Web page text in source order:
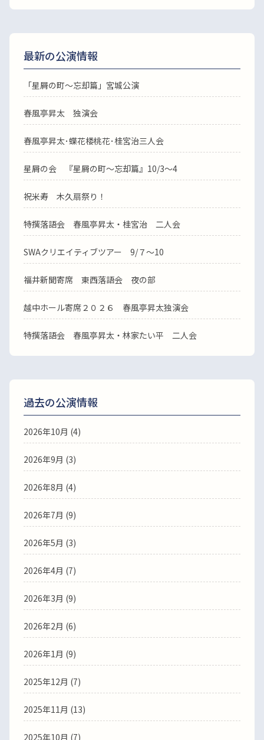
最新の公演情報
「星屑の町～忘却篇」宮城公演
春風亭昇太 独演会
春風亭昇太･蝶花楼桃花･桂宮治三人会
星屑の会 『星屑の町～忘却篇』10/3～4
祝米寿 木久扇祭り！
特撰落語会 春風亭昇太・桂宮治 二人会
SWAクリエイティブツアー 9/７～10
福井新聞寄席 東西落語会 夜の部
越中ホール寄席２０２６ 春風亭昇太独演会
特撰落語会 春風亭昇太・林家たい平 二人会
過去の公演情報
2026年10月 (4)
2026年9月 (3)
2026年8月 (4)
2026年7月 (9)
2026年5月 (3)
2026年4月 (7)
2026年3月 (9)
2026年2月 (6)
2026年1月 (9)
2025年12月 (7)
2025年11月 (13)
2025年10月 (7)